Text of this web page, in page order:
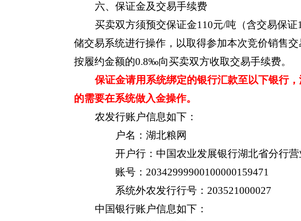
六、保证金及交易手续费
买卖双方须预交保证金110元/吨（含交易保
储交易系统进行操作，以取得参加本次竞价销售
按履约金额的0.8‰向买卖双方收取交易手续费。
保证金请用系统绑定的银行汇款至以下银行
的需要在系统做入金操作。
农发行账户信息如下：
户名：湖北粮网
开户行：中国农业发展银行湖北省分行营
账号： 20342999900100000159471
系统外农发行行号： 203521000027
中国银行账户信息如下：